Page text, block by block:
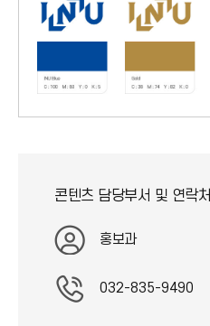
콘텐츠 담당부서 및 연락처
홍보과
032-835-9490